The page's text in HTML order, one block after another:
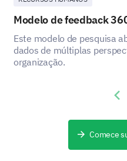
Simulações regulares
Sinalização de
Sistema de reporte
Você tem outras
sobre segurança em
Modelo de feedback
Este modelo de pesquisa
dados de múltiplas
organização.
Comece